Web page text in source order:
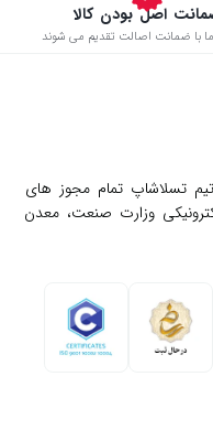
اصل بودن کالا
ما با ضمانت اصالت تقدیم می شوند
تسلاشاپ تمام مجوز های
وزارت صنعت، معدن